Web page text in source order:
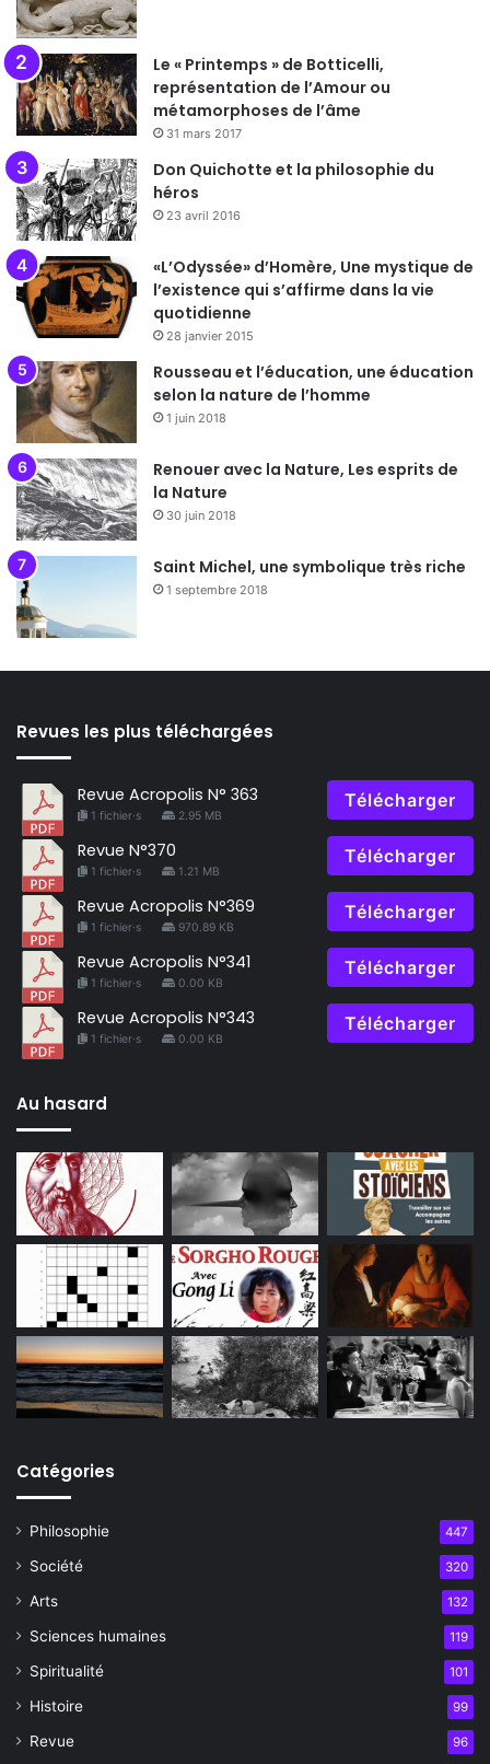
Le « Printemps » de Botticelli,
représentation de l’Amour ou
métamorphoses de l’âme
31 mars 2017
Don Quichotte et la philosophie du
héros
23 avril 2016
«L’Odyssée» d’Homère, Une mystique de
l’existence qui s’affirme dans la vie
quotidienne
28 janvier 2015
Rousseau et l’éducation, une éducation
selon la nature de l’homme
1 juin 2018
Renouer avec la Nature, Les esprits de
la Nature
30 juin 2018
Saint Michel, une symbolique très riche
1 septembre 2018
Revues les plus téléchargées
Revue Acropolis N° 363
1 fichier·s 2.95 MB
Télécharger
Revue N°370
1 fichier·s 1.21 MB
Télécharger
Revue Acropolis N°369
1 fichier·s 970.89 KB
Télécharger
Revue Acropolis N°341
1 fichier·s 0.00 KB
Télécharger
Revue Acropolis N°343
1 fichier·s 0.00 KB
Télécharger
Au hasard
Catégories
Philosophie 447
Société 320
Arts 132
Sciences humaines 119
Spiritualité 101
Histoire 99
Revue 96